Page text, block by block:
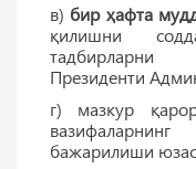
в) бир ҳафта
қилишни
тадбирларни
Президенти
г) мазкур
бажарилиши